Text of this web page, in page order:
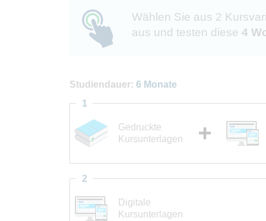
Wählen Sie aus 2
aus und testen diese 4
Studiendauer: 6 Monate
Gedruckte
Kursunterlagen
1
Digitale
Kursunterlagen
2